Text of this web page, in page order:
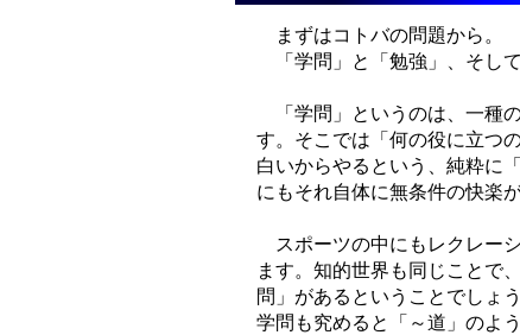
まずはコトバの問題から。
「学問」と「勉強」、そし
「学問」というのは、一種
す。そこでは「何の役に立つ
白いからやるという、純粋に
にもそれ自体に無条件の快楽
スポーツの中にもレクレー
ます。知的世界も同じことで
問」があるということでしょ
学問も究めると「～道」のよ